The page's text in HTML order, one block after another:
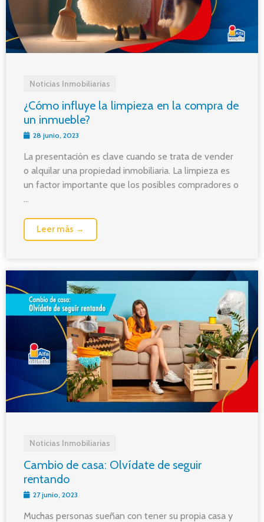
Noticias Inmobiliarias
¿Cómo influye la limpieza en la compra de
un inmueble?
28 junio, 2023
La presentación es clave cuando se trata de vender
o alquilar una propiedad inmobiliaria. La limpieza es
un factor importante que los posibles compradores o
...
Leer más →
Noticias Inmobiliarias
Cambio de casa: Olvídate de seguir
rentando
27 junio, 2023
Muchas personas sueñan con tener su propia casa y